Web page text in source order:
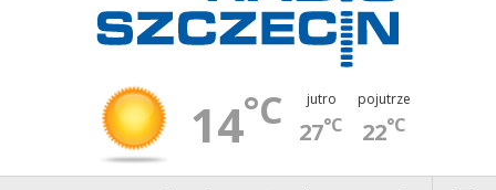
14°C jutro
27°C
pojutrze
22°C